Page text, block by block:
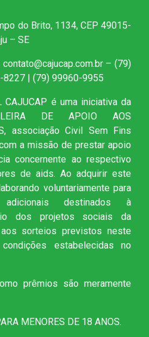
do Brito, 1134, CEP 49015-
– SE
– (79)
| (79) 99960-9955
CAJUCAP é uma iniciativa da
DE APOIO AOS
associação Civil Sem Fins
a missão de prestar apoio
concernente ao respectivo
de aids. Ao adquirir este
voluntariamente para
adicionais destinados à
dos projetos sociais da
sorteios previstos neste
estabelecidas no
prêmios são meramente
MENORES DE 18 ANOS.